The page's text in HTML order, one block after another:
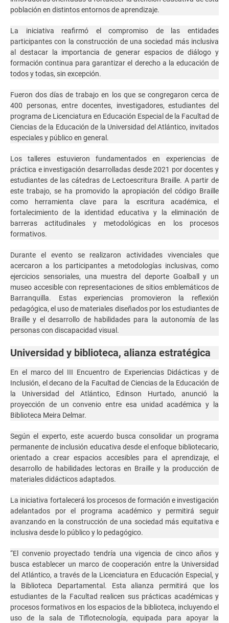
población en distintos entornos de aprendizaje.
La iniciativa reafirmó el compromiso de las entidades
participantes con la construcción de una sociedad más inclusiva
al destacar la importancia de generar espacios de diálogo y
formación continua para garantizar el derecho a la educación de
todos y todas, sin excepción.
Fueron dos días de trabajo en los que se congregaron cerca de
400 personas, entre docentes, investigadores, estudiantes del
programa de Licenciatura en Educación Especial de la Facultad de
Ciencias de la Educación de la Universidad del Atlántico, invitados
especiales y público en general.
Los talleres estuvieron fundamentados en experiencias de
práctica e investigación desarrolladas desde 2021 por docentes y
estudiantes de las cátedras de Lectoescritura Braille. A partir de
este trabajo, se ha promovido la apropiación del código Braille
como herramienta clave para la escritura académica, el
fortalecimiento de la identidad educativa y la eliminación de
barreras actitudinales y metodológicas en los procesos
formativos.
Durante el evento se realizaron actividades vivenciales que
acercaron a los participantes a metodologías inclusivas, como
ejercicios sensoriales, una muestra del deporte Goalball y un
museo accesible con representaciones de sitios emblemáticos de
Barranquilla. Estas experiencias promovieron la reflexión
pedagógica, el uso de materiales diseñados por los estudiantes de
Braille y el desarrollo de habilidades para la autonomía de las
personas con discapacidad visual.
Universidad y biblioteca, alianza estratégica
En el marco del III Encuentro de Experiencias Didácticas y de
Inclusión, el decano de la Facultad de Ciencias de la Educación de
la Universidad del Atlántico, Edinson Hurtado, anunció la
proyección de un convenio entre esa unidad académica y la
Biblioteca Meira Delmar.
Según el experto, este acuerdo busca consolidar un programa
permanente de inclusión educativa desde el enfoque bibliotecario,
orientado a crear espacios accesibles para el aprendizaje, el
desarrollo de habilidades lectoras en Braille y la producción de
materiales didácticos adaptados.
La iniciativa fortalecerá los procesos de formación e investigación
adelantados por el programa académico y permitirá seguir
avanzando en la construcción de una sociedad más equitativa e
inclusiva desde lo público y lo pedagógico.
“El convenio proyectado tendría una vigencia de cinco años y
busca establecer un marco de cooperación entre la Universidad
del Atlántico, a través de la Licenciatura en Educación Especial, y
la Biblioteca Departamental. Esta alianza permitirá que los
estudiantes de la Facultad realicen sus prácticas académicas y
procesos formativos en los espacios de la biblioteca, incluyendo el
uso de la sala de Tiflotecnología, equipada para apoyar la